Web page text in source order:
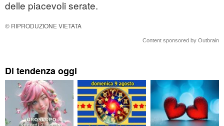
delle piacevoli serate.
© RIPRODUZIONE VIETATA
Content sponsored by Outbrain
Di tendenza oggi